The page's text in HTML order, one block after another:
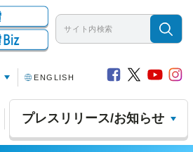
ENGLISH
プレスリリース/お知らせ